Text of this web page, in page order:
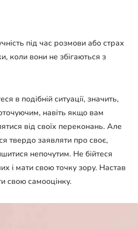
під час розмови або страх
коли вони не збігаються з
в подібній ситуації, значить,
навіть якщо вам
від своїх переконань. Але
твердо заявляти про своє,
непочутим. Не бійтеся
і мати свою точку зору. Настав
свою самооцінку.